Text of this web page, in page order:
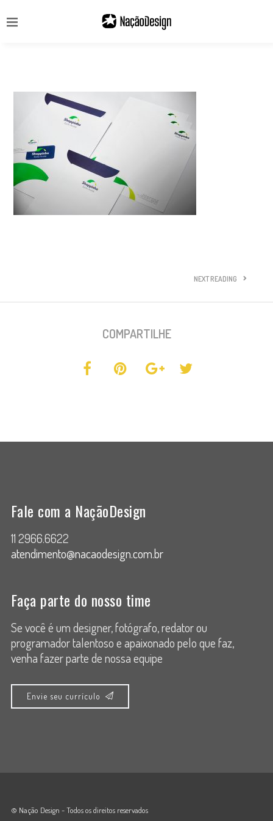
NEXT READING
COMPARTILHE
Fale com a NaçãoDesign
11 2966.6622
atendimento@nacaodesign.com.br
Faça parte do nosso time
Se você é um designer, fotógrafo, redator ou
programador talentoso e apaixonado pelo que faz,
venha fazer parte de nossa equipe
Envie seu currículo
© Nação Design - Todos os direitos reservados